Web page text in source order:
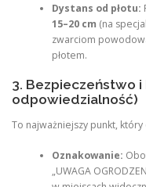
Dystans od płotu:
15–20 cm (na
zwarciom
płotem.
3. Bezpieczeństwo
odpowiedzialność)
To najważniejszy punkt,
Oznakowanie:
„UWAGA